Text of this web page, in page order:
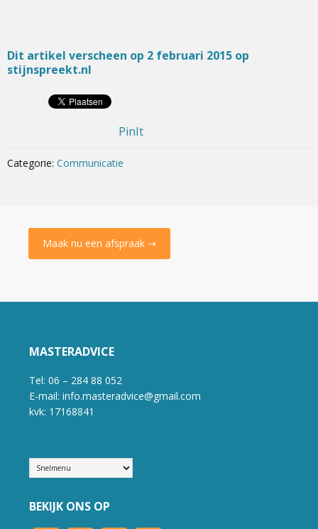
Dit artikel verscheen op 2 februari 2015 op
stijnspreekt.nl
PinIt
Categorie: Communicatie
Maak nu een afspraak ⇢
MASTERADVICE
Tel: 06 – 284 88 052
E-mail: info.masteradvice@gmail.com
kvk: 17168841
BEKIJK ONS OP